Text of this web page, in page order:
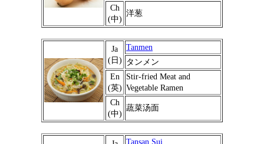
Ch
(中)
洋葱
Ja
(日)
Tanmen
タンメン
En
(英)
Stir-fried Meat and
Vegetable Ramen
Ch
(中)
蔬菜汤面
Tansan Sui